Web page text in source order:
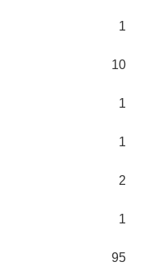
1
10
1
1
2
1
95